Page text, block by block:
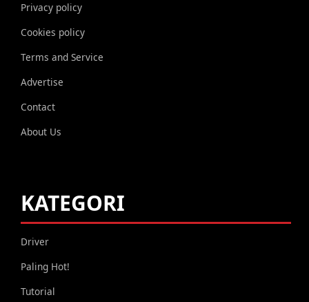
Privacy policy
Cookies policy
Terms and Service
Advertise
Contact
About Us
KATEGORI
Driver
Paling Hot!
Tutorial